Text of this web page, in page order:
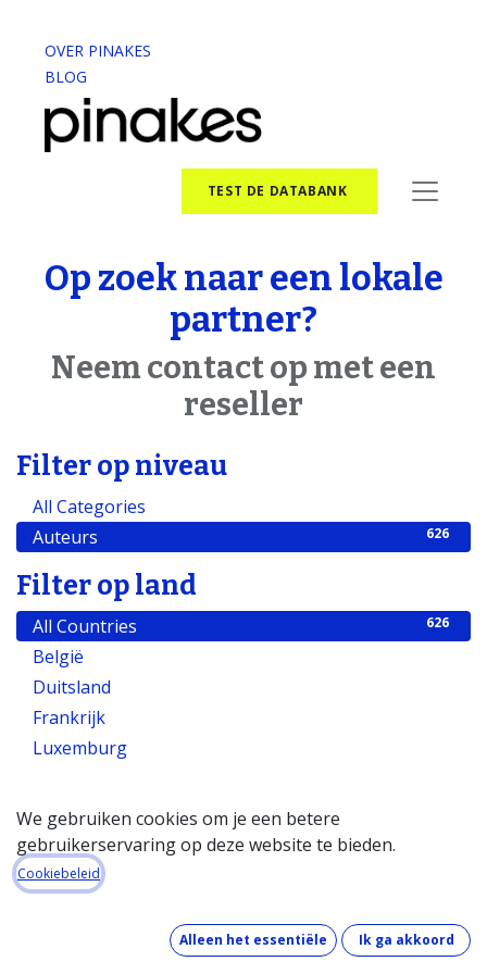
OVER PINAKES
BLOG
TEST DE DATABANK
Op zoek naar een lokale
partner?
Neem contact op met een
reseller
Filter op niveau
All Categories
626
Auteurs
Filter op land
626
All Countries
België
Duitsland
Frankrijk
Luxemburg
Vorige 3 4 5 6 7 8
Auteurs
We gebruiken cookies om je een betere
gebruikerservaring op deze website te bieden.
Cookiebeleid
Alleen het essentiële Ik ga akkoord